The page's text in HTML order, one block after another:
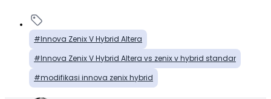
Innova Zenix V Hybrid Altera
Innova Zenix V Hybrid Altera vs zenix v hybrid standar
modifikasi innova zenix hybrid